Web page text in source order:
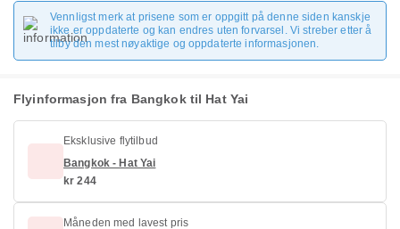
Vennligst merk at prisene som er oppgitt på denne siden kanskje
ikke er oppdaterte og kan endres uten forvarsel. Vi streber etter å
tilby den mest nøyaktige og oppdaterte informasjonen.
Flyinformasjon fra Bangkok til Hat Yai
Eksklusive flytilbud
Bangkok - Hat Yai
kr 244
Måneden med lavest pris